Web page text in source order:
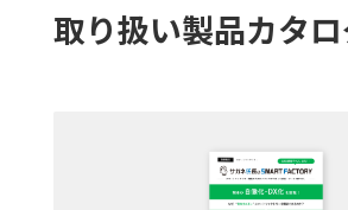
取り扱い製品カタ